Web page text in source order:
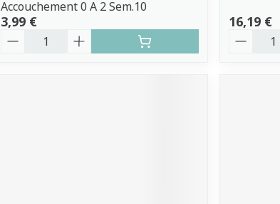
Accouchement 0 A 2 Sem.10
3,99 €
Quantité
16,19 €
Quantité